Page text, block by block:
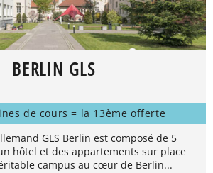
BERLIN GLS
de cours = la 13ème offerte
GLS Berlin est composé de 5
hôtel et des appartements sur place
campus au cœur de Berlin...